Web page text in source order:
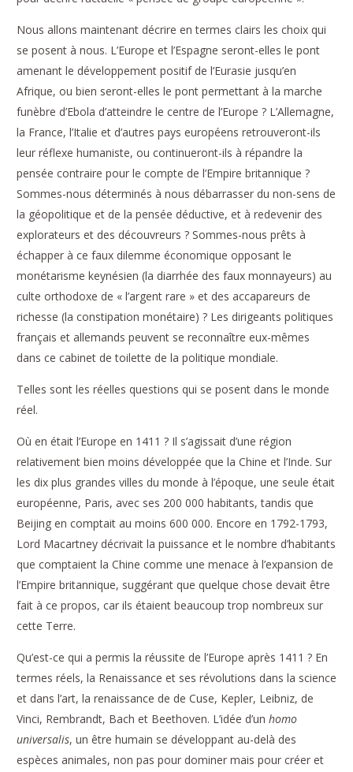
Nous allons maintenant décrire en termes clairs les choix qui
se posent à nous. L’Europe et l’Espagne seront-elles le pont
amenant le développement positif de l’Eurasie jusqu’en
Afrique, ou bien seront-elles le pont permettant à la marche
funèbre d’Ebola d’atteindre le centre de l’Europe ? L’Allemagne,
la France, l’Italie et d’autres pays européens retrouveront-ils
leur réflexe humaniste, ou continueront-ils à répandre la
pensée contraire pour le compte de l’Empire britannique ?
Sommes-nous déterminés à nous débarrasser du non-sens de
la géopolitique et de la pensée déductive, et à redevenir des
explorateurs et des découvreurs ? Sommes-nous prêts à
échapper à ce faux dilemme économique opposant le
monétarisme keynésien (la diarrhée des faux monnayeurs) au
culte orthodoxe de « l’argent rare » et des accapareurs de
richesse (la constipation monétaire) ? Les dirigeants politiques
français et allemands peuvent se reconnaître eux-mêmes
dans ce cabinet de toilette de la politique mondiale.
Telles sont les réelles questions qui se posent dans le monde
réel.
Où en était l’Europe en 1411 ? Il s’agissait d’une région
relativement bien moins développée que la Chine et l’Inde. Sur
les dix plus grandes villes du monde à l’époque, une seule était
européenne, Paris, avec ses 200 000 habitants, tandis que
Beijing en comptait au moins 600 000. Encore en 1792-1793,
Lord Macartney décrivait la puissance et le nombre d’habitants
que comptaient la Chine comme une menace à l’expansion de
l’Empire britannique, suggérant que quelque chose devait être
fait à ce propos, car ils étaient beaucoup trop nombreux sur
cette Terre.
Qu’est-ce qui a permis la réussite de l’Europe après 1411 ? En
termes réels, la Renaissance et ses révolutions dans la science
et dans l’art, la renaissance de de Cuse, Kepler, Leibniz, de
Vinci, Rembrandt, Bach et Beethoven. L’idée d’un homo
universalis, un être humain se développant au-delà des
espèces animales, non pas pour dominer mais pour créer et